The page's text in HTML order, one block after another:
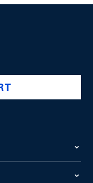
swiss-national-